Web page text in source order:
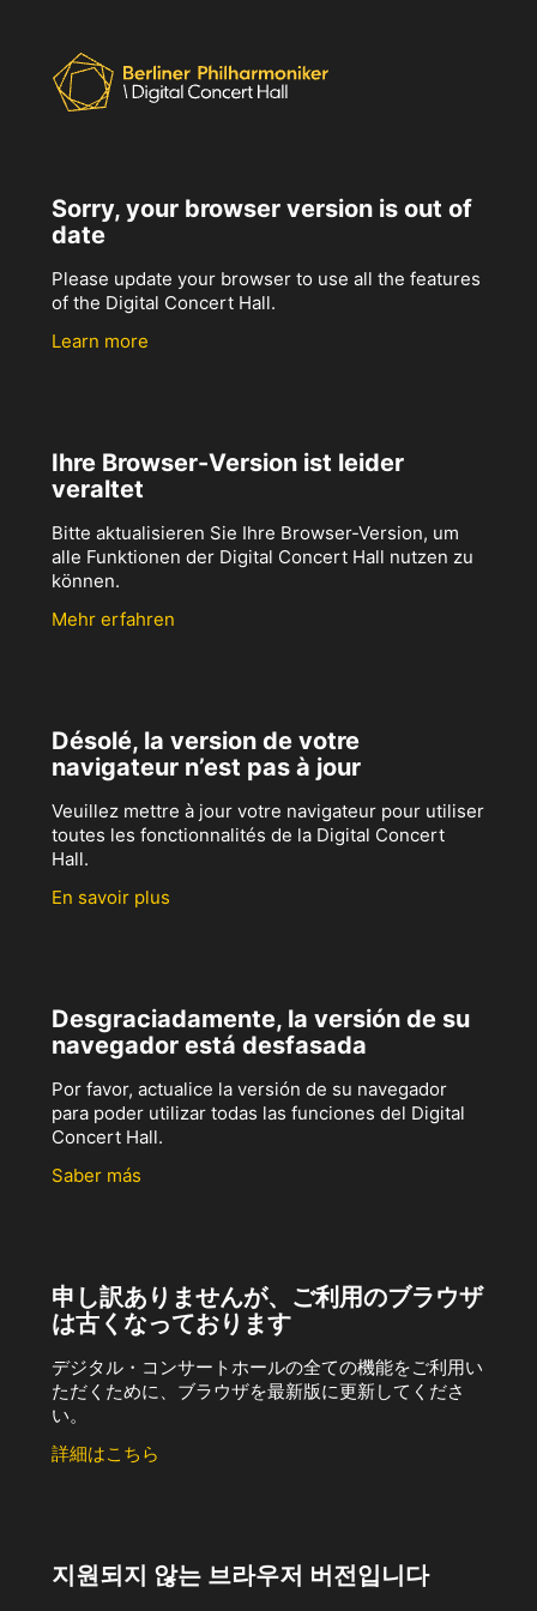
Sorry, your browser version is out of
date
Please update your browser to use all the features
of the Digital Concert Hall.
Learn more
Ihre Browser-Version ist leider
veraltet
Bitte aktualisieren Sie Ihre Browser-Version, um
alle Funktionen der Digital Concert Hall nutzen zu
können.
Mehr erfahren
Désolé, la version de votre
navigateur n’est pas à jour
Veuillez mettre à jour votre navigateur pour utiliser
toutes les fonctionnalités de la Digital Concert
Hall.
En savoir plus
Desgraciadamente, la versión de su
navegador está desfasada
Por favor, actualice la versión de su navegador
para poder utilizar todas las funciones del Digital
Concert Hall.
Saber más
申し訳ありませんが、ご利用のブラウザ
は古くなっております
デジタル・コンサートホールの全ての機能をご利用い
ただくために、ブラウザを最新版に更新してくださ
い。
詳細はこちら
지원되지 않는 브라우저 버전입니다